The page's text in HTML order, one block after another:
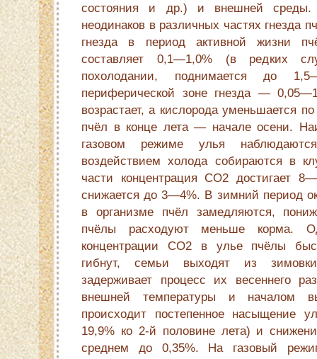
состояния и др.) и внешней
неодинаков в различных частях гнезда
гнезда в период активной жизни
составляет 0,1—1,0% (в редких
похолодании, поднимается до
периферической зоне гнезда —
возрастает, а кислорода уменьшается
пчёл в конце лета — начале осени.
газовом режиме улья
воздействием холода собираются в
части концентрация СО2 достигает
снижается до 3—4%. В зимний период
в организме пчёл замедляются,
пчёлы расходуют меньше корма.
концентрации СО2 в улье пчёлы
гибнут, семьи выходят из
задерживает процесс их весеннего
внешней температуры и началом
происходит постепенное насыщение
19,9% ко 2-й половине лета) и
среднем до 0,35%. На газовый